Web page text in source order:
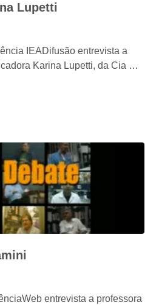
Lupetti
IEADifusão entrevista a
Karina Lupetti, da Cia …
entrevista a professora